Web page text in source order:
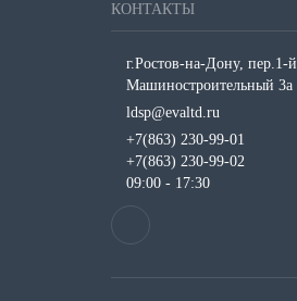
КОНТАКТЫ
г.Ростов-на-Дону, пер.1-й
Машиностроительный 3а
ldsp@evaltd.ru
+7(863) 230-99-01
+7(863) 230-99-02
09:00 - 17:30